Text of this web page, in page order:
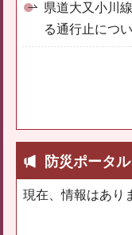
県道大又小川
る通行止につ
防災ポータル
現在、情報はあり